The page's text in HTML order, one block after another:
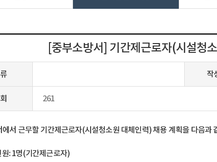
[중부소방서] 기간제근로자(시설청
작
261
에서 근무할 기간제근로자(시설청소원 대체인력) 채용 계획을 다음과
: 1명(기간제근로자)